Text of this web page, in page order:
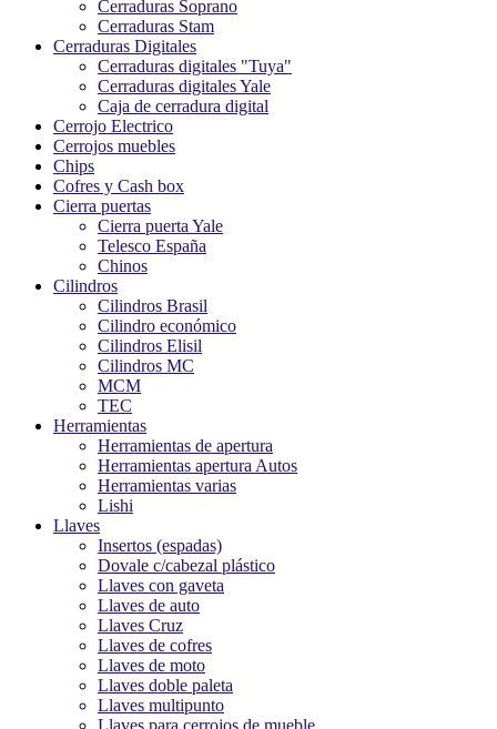
Cerraduras Soprano
Cerraduras Stam
Cerraduras Digitales
Cerraduras digitales "Tuya"
Cerraduras digitales Yale
Caja de cerradura digital
Cerrojo Electrico
Cerrojos muebles
Chips
Cofres y Cash box
Cierra puertas
Cierra puerta Yale
Telesco España
Chinos
Cilindros
Cilindros Brasil
Cilindro económico
Cilindros Elisil
Cilindros MC
MCM
TEC
Herramientas
Herramientas de apertura
Herramientas apertura Autos
Herramientas varias
Lishi
Llaves
Insertos (espadas)
Dovale c/cabezal plástico
Llaves con gaveta
Llaves de auto
Llaves Cruz
Llaves de cofres
Llaves de moto
Llaves doble paleta
Llaves multipunto